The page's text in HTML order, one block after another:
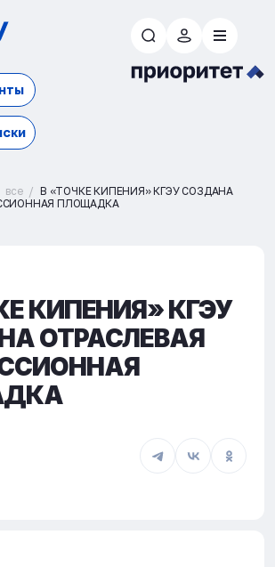
все
В «ТОЧКЕ КИПЕНИЯ» КГЭУ СОЗДАНА
ПЛОЩАДКА
КИПЕНИЯ» КГЭУ
ОТРАСЛЕВАЯ